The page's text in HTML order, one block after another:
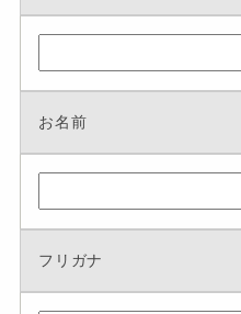
お名前
フリガナ